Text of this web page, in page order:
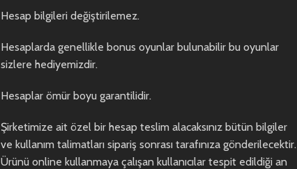
Hesap bilgileri değiştirilemez.
Hesaplarda genellikle bonus oyunlar bulunabilir bu oyunlar
sizlere hediyemizdir.
Hesaplar ömür boyu garantilidir.
Şirketimize ait özel bir hesap teslim alacaksınız bütün bilgiler
ve kullanım talimatları sipariş sonrası tarafınıza gönderilecektir.
Ürünü online kullanmaya çalışan kullanıcılar tespit edildiği an